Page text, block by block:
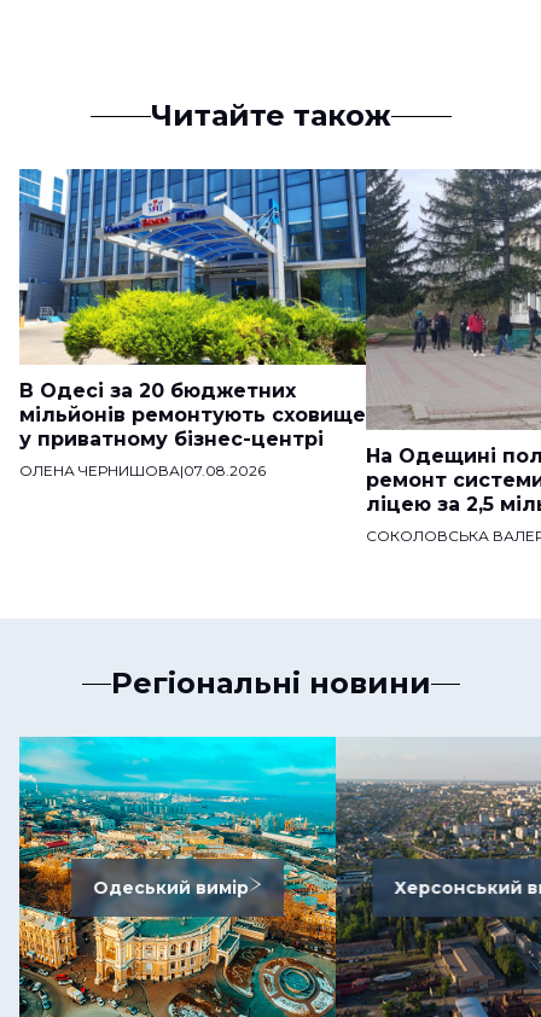
Читайте також
В Одесі за 20 бюджетних
мільйонів ремонтують сховище
у приватному бізнес-центрі
ОЛЕНА ЧЕРНИШОВА|07.08.2026
На Одещині
ремонт
ліцею за 2,5
СОКОЛОВСЬКА
Регіональні новини
Одеський вимір Херсонський